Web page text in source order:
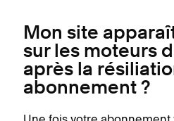
Mon site
sur les moteurs
après la
abonnement ?